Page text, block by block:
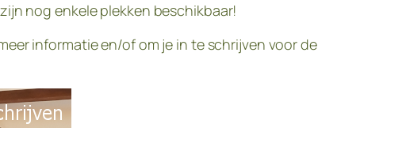
nog enkele plekken beschikbaar!
informatie en/of om je in te schrijven voor de